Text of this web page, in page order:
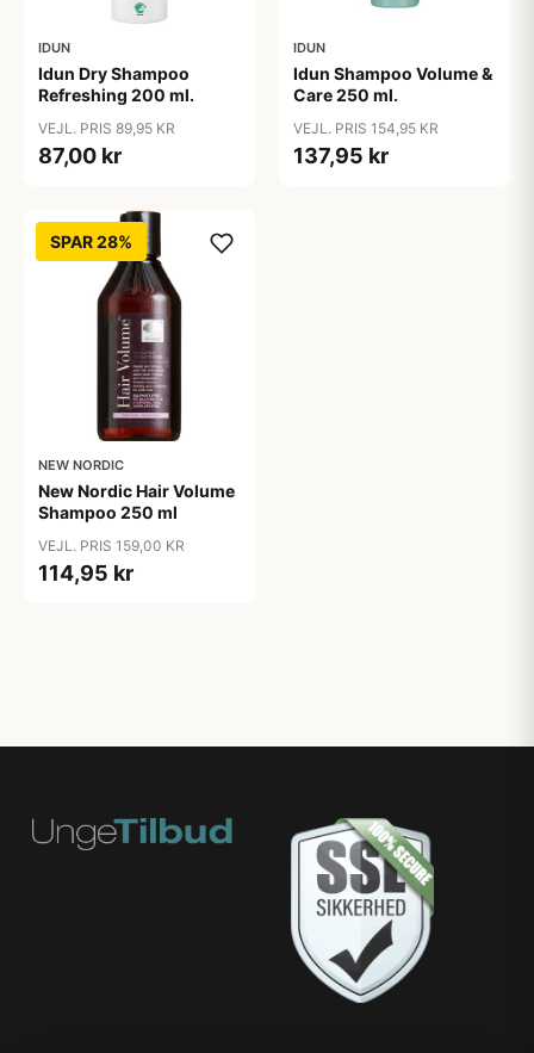
IDUN
Idun Dry Shampoo
Refreshing 200 ml.
VEJL. PRIS 89,95 KR
87,00 kr
IDUN
Idun Shampoo Volume &
Care 250 ml.
VEJL. PRIS 154,95 KR
137,95 kr
SPAR 28%
NEW NORDIC
New Nordic Hair Volume
Shampoo 250 ml
VEJL. PRIS 159,00 KR
114,95 kr